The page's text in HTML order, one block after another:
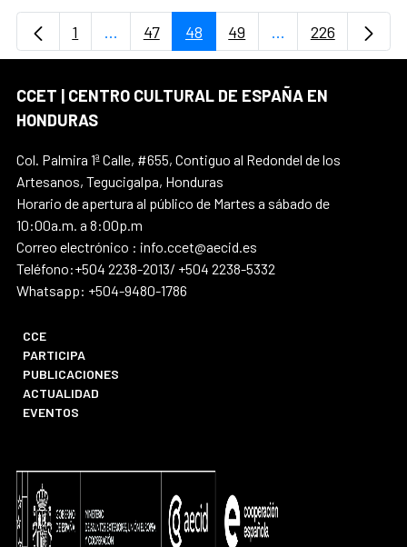
Página
1 ...Páginas intermedias Use TAB para
Página
47 Página
48 Página
49 ...PáginasPágina
226
CCET | CENTRO CULTURAL DE ESPAÑA EN
HONDURAS
Col. Palmira 1ª Calle, #655, Contiguo al Redondel de los
Artesanos, Tegucigalpa, Honduras
Horario de apertura al público de Martes a sábado de
10:00a.m. a 8:00p.m
Correo electrónico : info.ccet@aecid.es
Teléfono:+504 2238-2013/ +504 2238-5332
Whatsapp: +504-9480-1786
CCE
PARTICIPA
PUBLICACIONES
ACTUALIDAD
EVENTOS